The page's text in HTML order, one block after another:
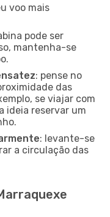
voo mais
pode ser
mantenha-se
: pense no
das
se viajar com
ideia reservar um
: levante-se
a circulação das